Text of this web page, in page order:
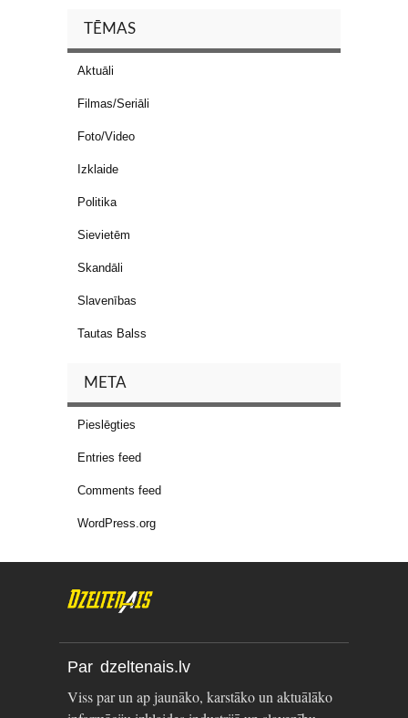
TĒMAS
Aktuāli
Filmas/Seriāli
Foto/Video
Izklaide
Politika
Sievietēm
Skandāli
Slavenības
Tautas Balss
META
Pieslēgties
Entries feed
Comments feed
WordPress.org
Par dzeltenais.lv
Viss par un ap jaunāko, karstāko un aktuālāko